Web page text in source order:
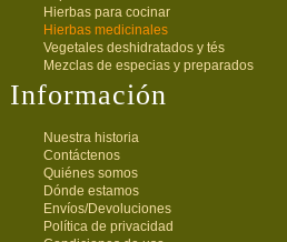
Hierbas para cocinar
Hierbas medicinales
Vegetales deshidratados y tés
Mezclas de especias y preparados
Información
Nuestra historia
Contáctenos
Quiénes somos
Dónde estamos
Envíos/Devoluciones
Política de privacidad